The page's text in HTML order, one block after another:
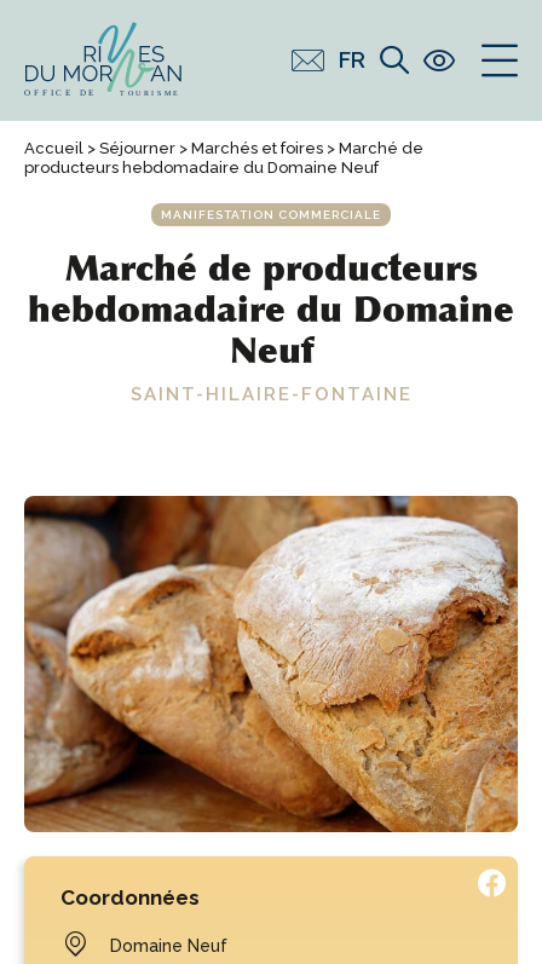
FR
Accueil > Séjourner > Marchés et foires > Marché de
producteurs hebdomadaire du Domaine Neuf
MANIFESTATION COMMERCIALE
Marché de producteurs
hebdomadaire du Domaine
Neuf
SAINT-HILAIRE-FONTAINE
Coordonnées
Domaine Neuf